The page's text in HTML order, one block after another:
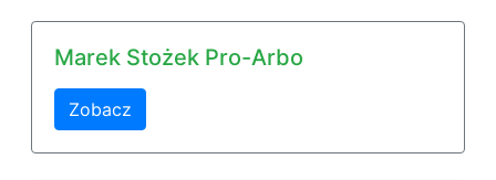
Marek Stożek Pro-Arbo
Zobacz